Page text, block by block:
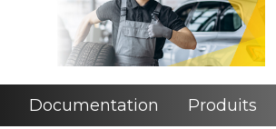
Documentation Produits